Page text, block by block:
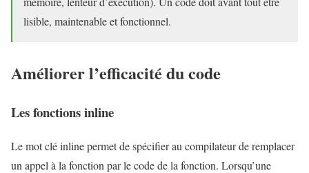
lisible, maintenable et fonctionnel.
Améliorer l’efficacité du code
Les fonctions inline
Le mot clé inline permet de spécifier au compilateur de remplacer
un appel à la fonction par le code de la fonction. Lorsqu’une